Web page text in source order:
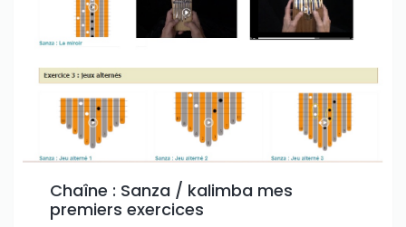
Chaîne : Sanza / kalimba mes
premiers exercices